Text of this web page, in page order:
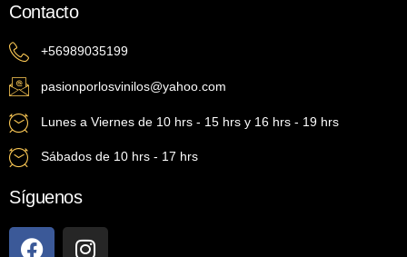
Contacto
+56989035199
pasionporlosvinilos@yahoo.com
Lunes a Viernes de 10 hrs - 15 hrs y 16 hrs - 19 hrs
Sábados de 10 hrs - 17 hrs
Síguenos